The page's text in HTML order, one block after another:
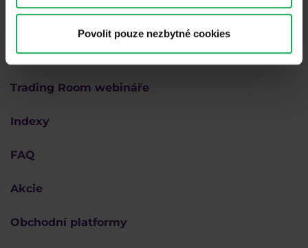
Povolit pouze nezbytné cookies
Akademie
Forex
Trading Room webináře
Indexy
FAQ
Akcie
Obchodní platformy